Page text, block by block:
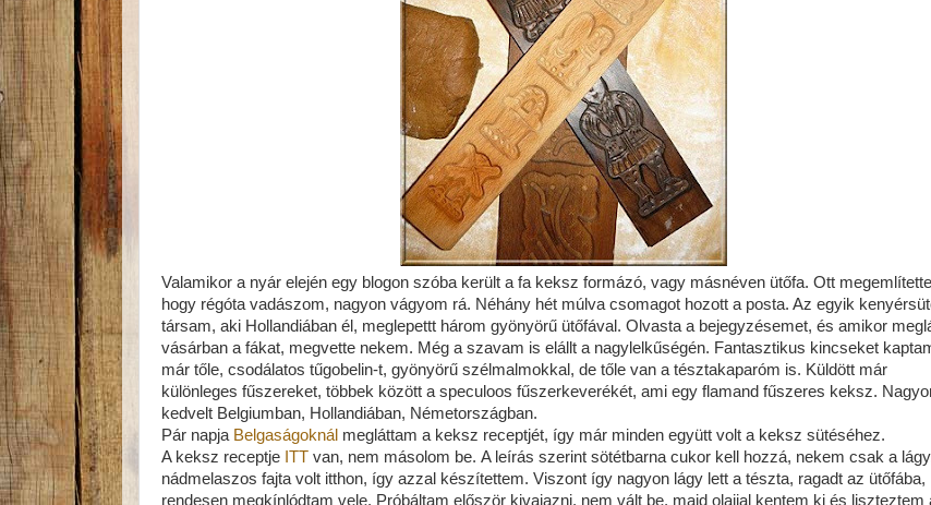
Valamikor a nyár elején egy blogon szóba került a fa keksz formázó, vagy másnéven ütőfa. Ott
hogy régóta vadászom, nagyon vágyom rá. Néhány hét múlva csomagot hozott a posta. Az egyik
társam, aki Hollandiában él, meglepettt három gyönyörű ütőfával. Olvasta a bejegyzésemet, és amikor
vásárban a fákat, megvette nekem. Még a szavam is elállt a nagylelkűségén. Fantasztikus kincseket
már tőle, csodálatos tűgobelin-t, gyönyörű szélmalmokkal, de tőle van a tésztakaparóm is. Küldött már
különleges fűszereket, többek között a speculoos fűszerkeverékét, ami egy flamand fűszeres keksz.
kedvelt Belgiumban, Hollandiában, Németországban.
Pár napja Belgaságoknál megláttam a keksz receptjét, így már minden együtt volt a keksz sütéséhez.
A keksz receptje ITT van, nem másolom be. A leírás szerint sötétbarna cukor kell hozzá, nekem csak a
nádmelaszos fajta volt itthon, így azzal készítettem. Viszont így nagyon lágy lett a tészta, ragadt az ütőfába,
rendesen megkínlódtam vele. Próbáltam először kivajazni, nem vált be, majd olajjal kentem ki és liszteztem